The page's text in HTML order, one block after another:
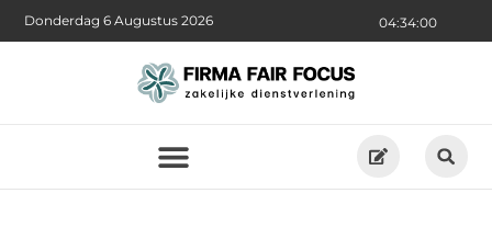
04:34:01
Donderdag 6 Augustus 2026